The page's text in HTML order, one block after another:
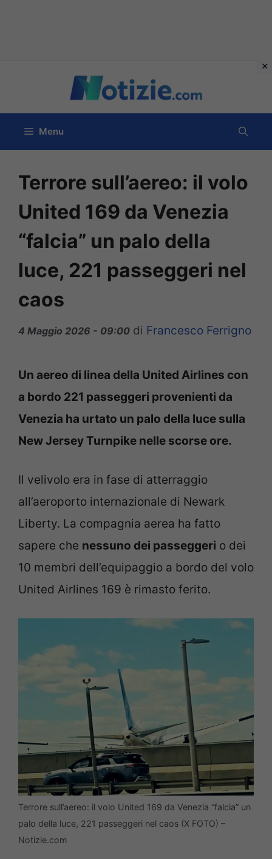
contenuto
Menu
Terrore sull’aereo: il volo
United 169 da Venezia
“falcia” un palo della
luce, 221 passeggeri nel
caos
4 Maggio 2026 - 09:00 di Francesco Ferrigno
Un aereo di linea della United Airlines con
a bordo 221 passeggeri provenienti da
Venezia ha urtato un palo della luce sulla
New Jersey Turnpike nelle scorse ore.
Il velivolo era in fase di atterraggio
all’aeroporto internazionale di Newark
Liberty. La compagnia aerea ha fatto
sapere che nessuno dei passeggeri o dei
10 membri dell’equipaggio a bordo del volo
United Airlines 169 è rimasto ferito.
Terrore sull’aereo: il volo United 169 da Venezia “falcia” un
palo della luce, 221 passeggeri nel caos (X FOTO) –
Notizie.com